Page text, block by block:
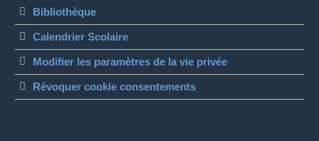
Bibliothèque
Calendrier Scolaire
Modifier les paramètres de la vie privée
Révoquer cookie consentements